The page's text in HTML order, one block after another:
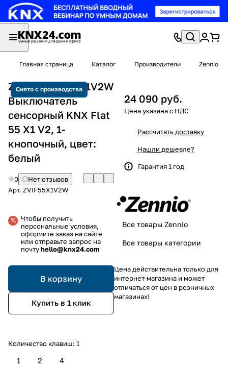
Главная страница Каталог Производители Zennio
Снято с производства
Zennio ZVIF55X1V2W
Выключатель
сенсорный KNX Flat
55 X1 V2, 1-
кнопочный, цвет:
белый
0
Нет отзывов
Арт. ZVIF55X1V2W
Чтобы получить
персональные условия,
оформите заказ на сайте
или отправьте запрос на
почтуhello@knx24.com
В корзину
Купить в 1 клик
Количество клавиш: 1
1 4
2
24 090 руб.
Рассчитать доставку
Нашли дешевле?
Гарантия 1 год
Все товары Zennio
Все товары категории
Цена действительна только для
интернет-магазина и может
отличаться от цен в розничных
магазинах!